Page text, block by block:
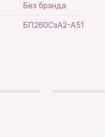
Без брэнда
БП260СзА2-А51